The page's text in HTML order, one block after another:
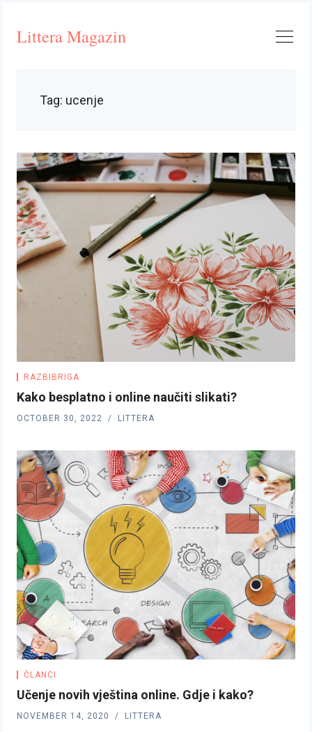
Littera Magazin
Tag: ucenje
RAZBIBRIGA
Kako besplatno i online naučiti slikati?
OCTOBER 30, 2022 LITTERA
ČLANCI
Učenje novih vještina online. Gdje i kako?
NOVEMBER 14, 2020 LITTERA